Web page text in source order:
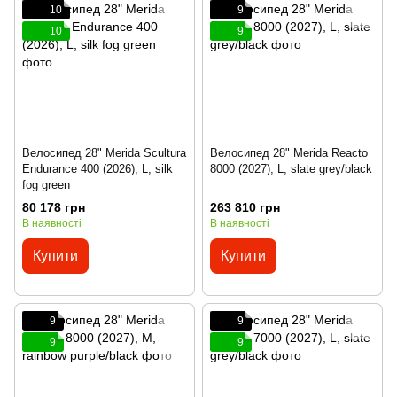
10
10
Велосипед 28" Merida Scultura
Endurance 400 (2026), L, silk
fog green
80 178 грн
В наявності
Купити
9
9
Велосипед 28" Merida Reacto
8000 (2027), L, slate grey/black
263 810 грн
В наявності
Купити
9
9
9
9